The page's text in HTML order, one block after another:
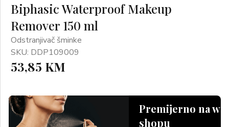
Biphasic Waterproof Makeup
Remover 150 ml
Odstranjivač šminke
SKU: DDP109009
53,85 KM
Premijerno na
shopu